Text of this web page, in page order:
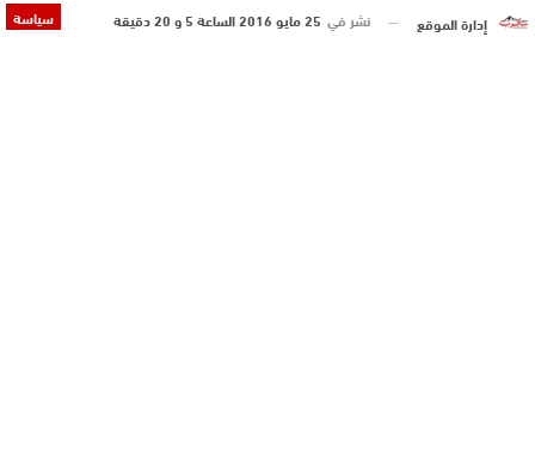
سياسة إدارة الموقع نشر في 25 مايو 2016 الساعة 5 و 20 دقيقة